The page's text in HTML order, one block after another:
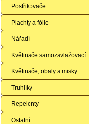
Postřikovače
Plachty a fólie
Nářadí
Květináče samozavlažovací
Květináče, obaly a misky
Truhlíky
Repelenty
Ostatní